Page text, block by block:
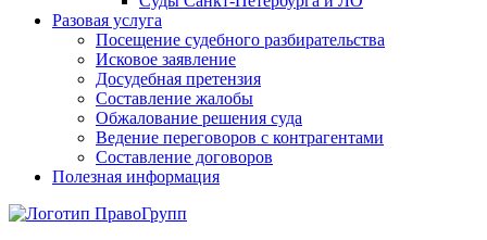
Разовая услуга
Посещение судебного разбирательства
Исковое заявление
Досудебная претензия
Составление жалобы
Обжалование решения суда
Ведение переговоров с контрагентами
Составление договоров
Полезная информация